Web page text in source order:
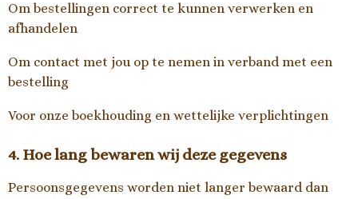
Om bestellingen correct te kunnen verwerken en
afhandelen
Om contact met jou op te nemen in verband met een
bestelling
Voor onze boekhouding en wettelijke verplichtingen
4. Hoe lang bewaren wij deze gegevens
Persoonsgegevens worden niet langer bewaard dan